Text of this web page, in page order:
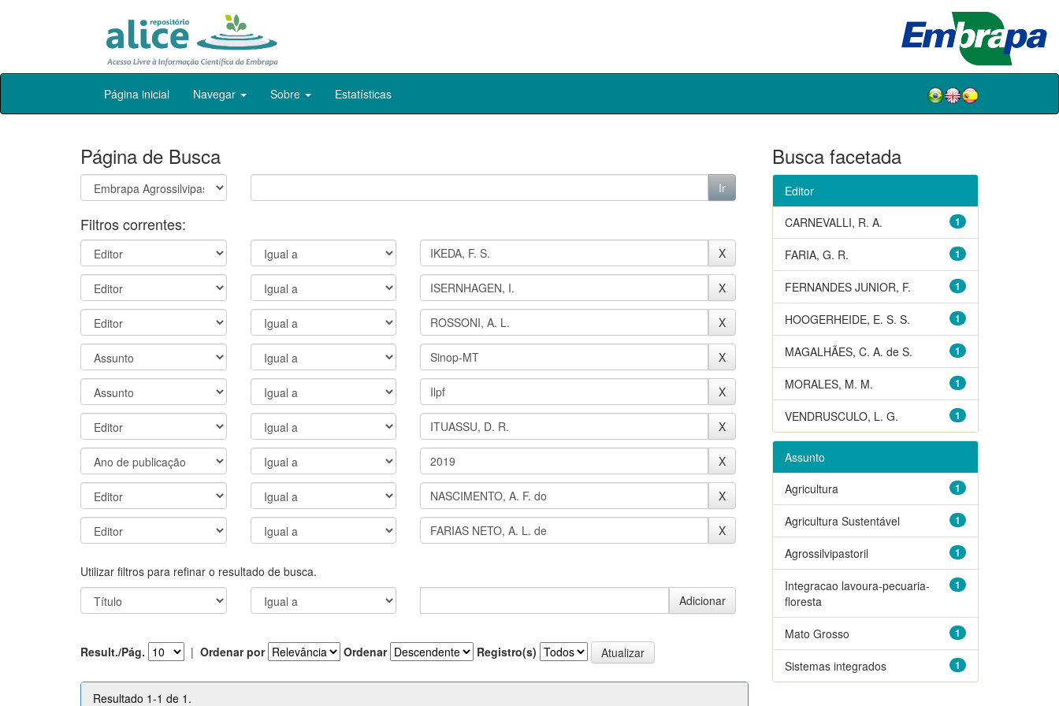
Skip
Página inicial Navegar Sobre Estatísticas
Página de Busca
Filtros correntes:
Utilizar filtros para refinar o resultado de busca.
Result./Pág. | Ordenar por Ordenar Registro(s)
Resultado 1-1 de 1.
Busca facetada
Editor
1
CARNEVALLI, R. A.
1
FARIA, G. R.
1
FERNANDES JUNIOR, F.
1
HOOGERHEIDE, E. S. S.
1
MAGALHÃES, C. A. de S.
1
MORALES, M. M.
1
VENDRUSCULO, L. G.
Assunto
1
Agricultura
1
Agricultura Sustentável
1
Agrossilvipastoril
1
Integracao lavoura-pecuaria-
floresta
1
Mato Grosso
1
Sistemas integrados